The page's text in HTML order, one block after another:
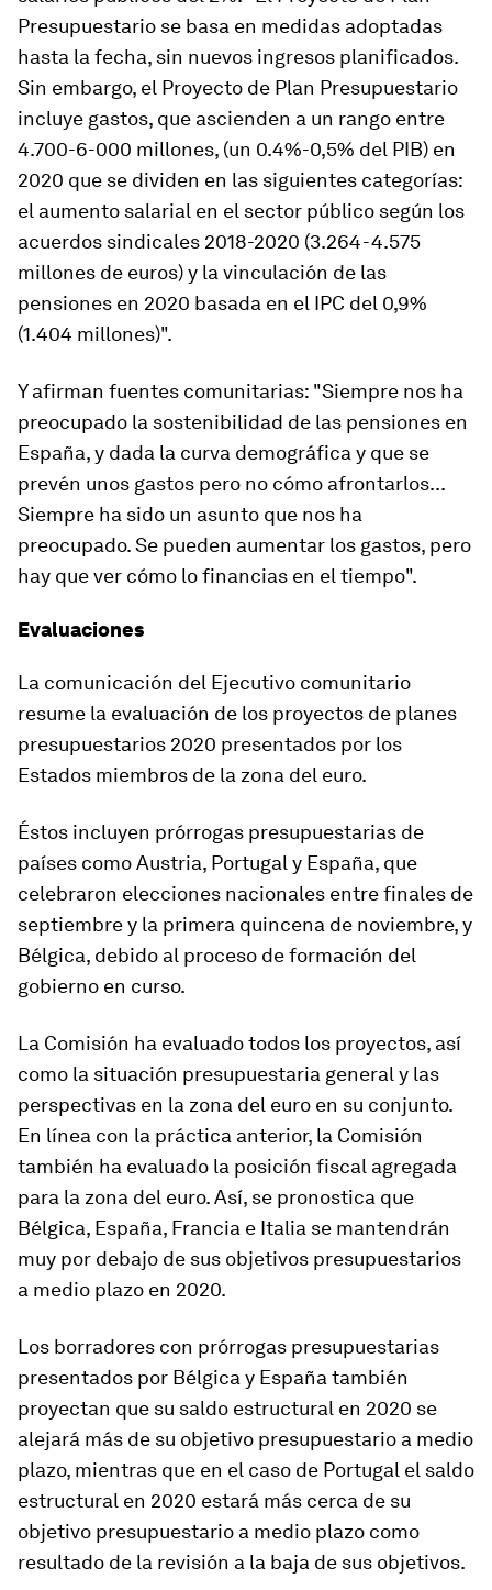
Presupuestario se basa en medidas adoptadas
hasta la fecha, sin nuevos ingresos planificados.
Sin embargo, el Proyecto de Plan Presupuestario
incluye gastos, que ascienden a un rango entre
4.700-6-000 millones, (un 0.4%-0,5% del PIB) en
2020 que se dividen en las siguientes categorías:
el aumento salarial en el sector público según los
acuerdos sindicales 2018-2020 (3.264-4.575
millones de euros) y la vinculación de las
pensiones en 2020 basada en el IPC del 0,9%
(1.404 millones)".
Y afirman fuentes comunitarias: "Siempre nos ha
preocupado la sostenibilidad de las pensiones en
España, y dada la curva demográfica y que se
prevén unos gastos pero no cómo afrontarlos...
Siempre ha sido un asunto que nos ha
preocupado. Se pueden aumentar los gastos, pero
hay que ver cómo lo financias en el tiempo".
Evaluaciones
La comunicación del Ejecutivo comunitario
resume la evaluación de los proyectos de planes
presupuestarios 2020 presentados por los
Estados miembros de la zona del euro.
Éstos incluyen prórrogas presupuestarias de
países como Austria, Portugal y España, que
celebraron elecciones nacionales entre finales de
septiembre y la primera quincena de noviembre, y
Bélgica, debido al proceso de formación del
gobierno en curso.
La Comisión ha evaluado todos los proyectos, así
como la situación presupuestaria general y las
perspectivas en la zona del euro en su conjunto.
En línea con la práctica anterior, la Comisión
también ha evaluado la posición fiscal agregada
para la zona del euro. Así, se pronostica que
Bélgica, España, Francia e Italia se mantendrán
muy por debajo de sus objetivos presupuestarios
a medio plazo en 2020.
Los borradores con prórrogas presupuestarias
presentados por Bélgica y España también
proyectan que su saldo estructural en 2020 se
alejará más de su objetivo presupuestario a medio
plazo, mientras que en el caso de Portugal el saldo
estructural en 2020 estará más cerca de su
objetivo presupuestario a medio plazo como
resultado de la revisión a la baja de sus objetivos.